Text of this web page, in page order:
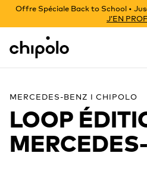
Offre Spéciale Back to School •
J’EN
Chipolo - Home page
MERCEDES-BENZ I CHIPOLO
LOOP